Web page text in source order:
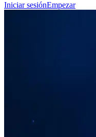
Iniciar sesiónEmpezar